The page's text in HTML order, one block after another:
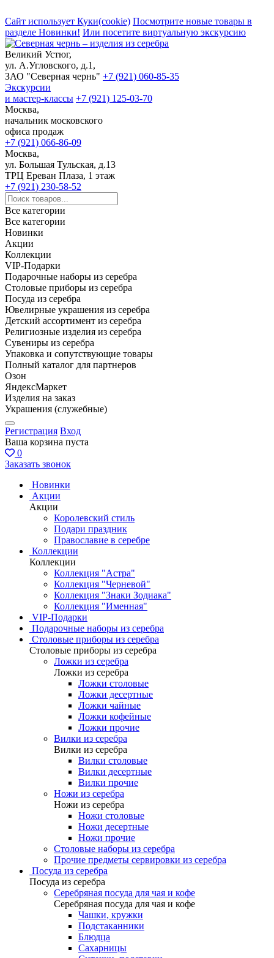
Сайт использует Куки(cookie) Посмотрите новые товары в
разделе Новинки! Или посетите виртуальную экскурсию
Великий Устюг,
ул. А.Угловского, д.1,
ЗАО "Северная чернь" +7 (921) 060-85-35
Экскурсии
и мастер-классы +7 (921) 125-03-70
Москва,
начальник московского
офиса продаж
+7 (921) 066-86-09
Москва,
ул. Большая Тульская, д.13
ТРЦ Ереван Плаза, 1 этаж
+7 (921) 230-58-52
Все категории
Все категории
Новинки
Акции
Коллекции
VIP-Подарки
Подарочные наборы из серебра
Столовые приборы из серебра
Посуда из серебра
Ювелирные украшения из серебра
Детский ассортимент из серебра
Религиозные изделия из серебра
Сувениры из серебра
Упаковка и сопутствующие товары
Полный каталог для партнеров
Озон
ЯндексМаркет
Изделия на заказ
Украшения (служебные)
Регистрация Вход
Ваша корзина пуста
0
Заказать звонок
Новинки
Акции
Акции
Королевский стиль
Подари праздник
Православие в серебре
Коллекции
Коллекции
Коллекция "Астра"
Коллекция "Черневой"
Коллекция "Знаки Зодиака"
Коллекция "Именная"
VIP-Подарки
Подарочные наборы из серебра
Столовые приборы из серебра
Столовые приборы из серебра
Ложки из серебра
Ложки из серебра
Ложки столовые
Ложки десертные
Ложки чайные
Ложки кофейные
Ложки прочие
Вилки из серебра
Вилки из серебра
Вилки столовые
Вилки десертные
Вилки прочие
Ножи из серебра
Ножи из серебра
Ножи столовые
Ножи десертные
Ножи прочие
Столовые наборы из серебра
Прочие предметы сервировки из серебра
Посуда из серебра
Посуда из серебра
Серебряная посуда для чая и кофе
Серебряная посуда для чая и кофе
Чашки, кружки
Подстаканники
Блюдца
Сахарницы